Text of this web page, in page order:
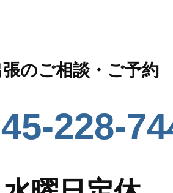
張のご相談・ご予約
228-